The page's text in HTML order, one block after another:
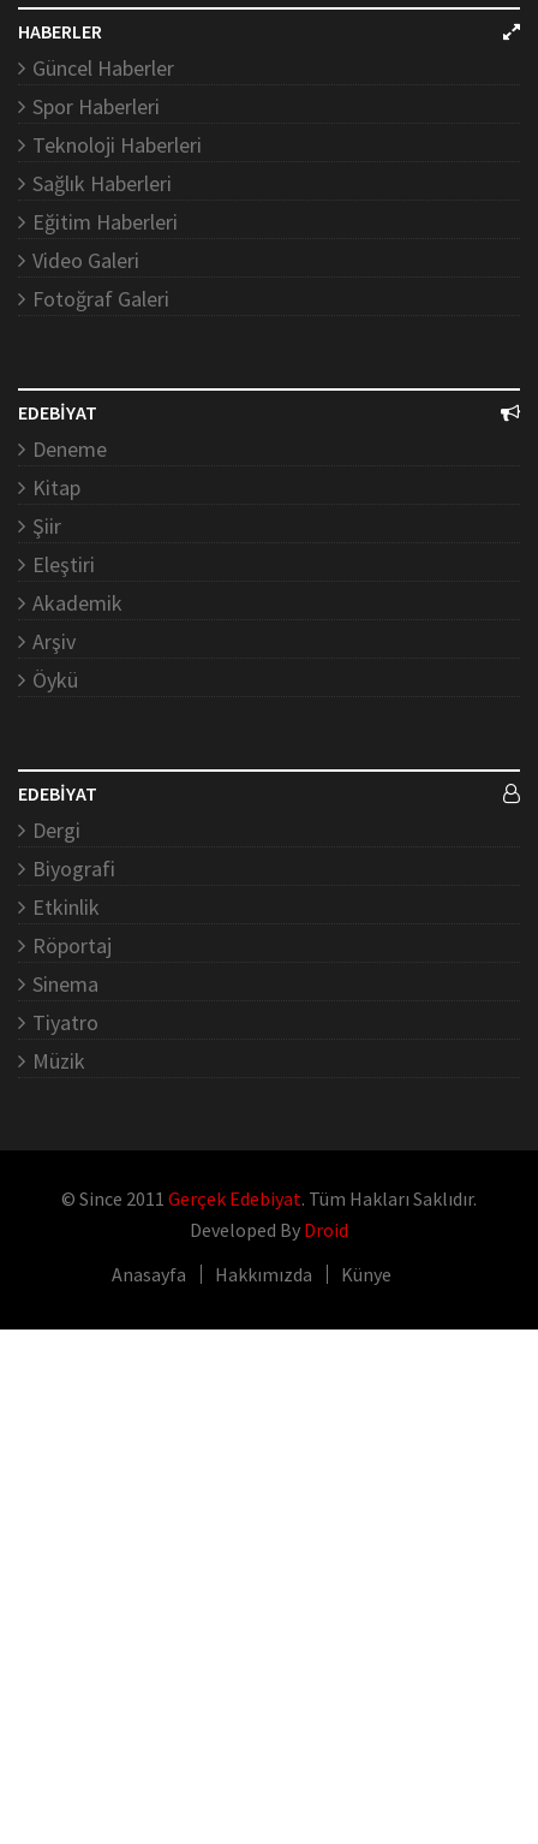
HABERLER
Güncel Haberler
Spor Haberleri
Teknoloji Haberleri
Sağlık Haberleri
Eğitim Haberleri
Video Galeri
Fotoğraf Galeri
EDEBİYAT
Deneme
Kitap
Şiir
Eleştiri
Akademik
Arşiv
Öykü
EDEBİYAT
Dergi
Biyografi
Etkinlik
Röportaj
Sinema
Tiyatro
Müzik
© Since 2011 Gerçek Edebiyat. Tüm Hakları Saklıdır.
Developed By Droid
Anasayfa
Hakkımızda Künye